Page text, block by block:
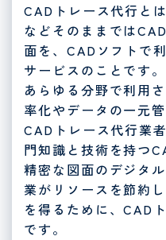
CADトレース代行と
などそのままでは
面を、CADソフトで
サービスのことです
あらゆる分野で利用
率化やデータの一元
CADトレース代行業
門知識と技術を持つ
精密な図面のデジタ
業がリソースを節約
を得るために、CAD
です。